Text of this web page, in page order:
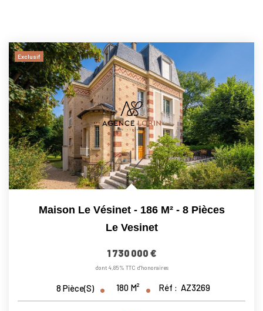
Exclusif
Maison Le Vésinet - 186 M² - 8 Pièces
Le Vesinet
1 730 000 €
dont 4,85% TTC d'honoraires
8Pièce(s) 180 M² Réf : AZ3269